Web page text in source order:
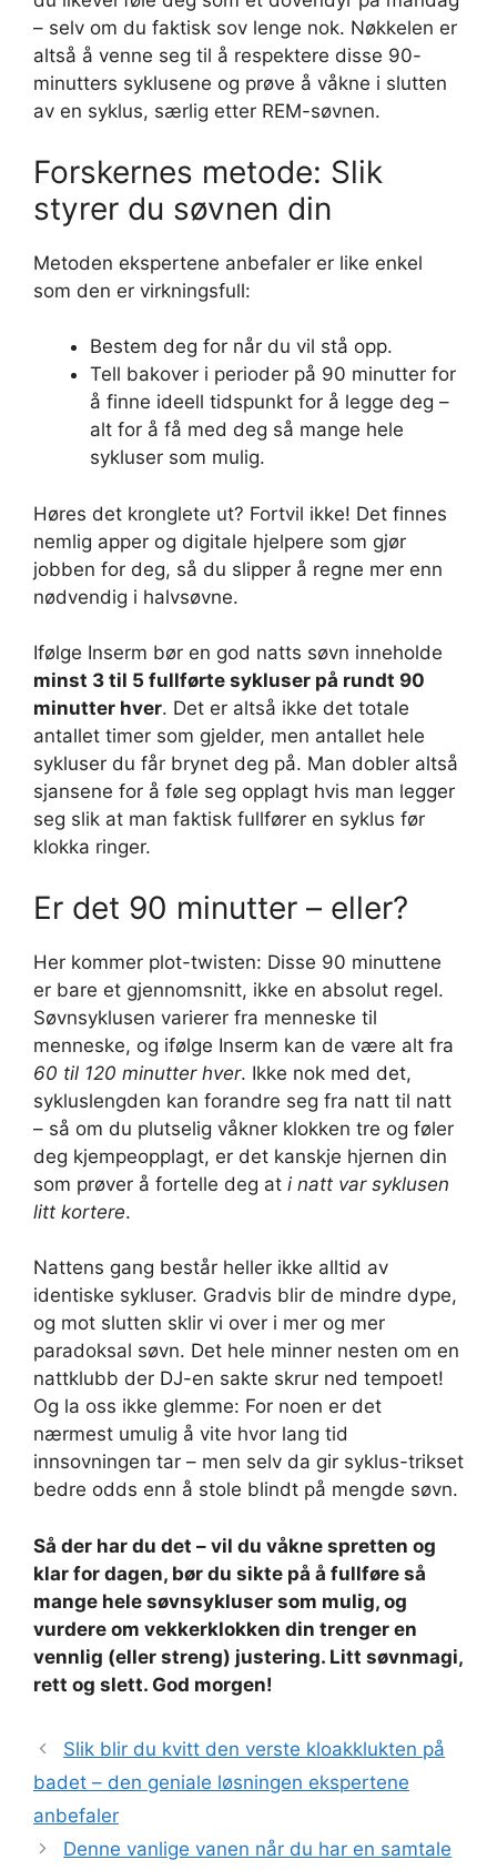
– selv om du faktisk sov lenge nok. Nøkkelen er
altså å venne seg til å respektere disse 90-
minutters syklusene og prøve å våkne i slutten
av en syklus, særlig etter REM-søvnen.
Forskernes metode: Slik
styrer du søvnen din
Metoden ekspertene anbefaler er like enkel
som den er virkningsfull:
Bestem deg for når du vil stå opp.
Tell bakover i perioder på 90 minutter for
å finne ideell tidspunkt for å legge deg –
alt for å få med deg så mange hele
sykluser som mulig.
Høres det kronglete ut? Fortvil ikke! Det finnes
nemlig apper og digitale hjelpere som gjør
jobben for deg, så du slipper å regne mer enn
nødvendig i halvsøvne.
Ifølge Inserm bør en god natts søvn inneholde
minst 3 til 5 fullførte sykluser på rundt 90
minutter hver. Det er altså ikke det totale
antallet timer som gjelder, men antallet hele
sykluser du får brynet deg på. Man dobler altså
sjansene for å føle seg opplagt hvis man legger
seg slik at man faktisk fullfører en syklus før
klokka ringer.
Er det 90 minutter – eller?
Her kommer plot-twisten: Disse 90 minuttene
er bare et gjennomsnitt, ikke en absolut regel.
Søvnsyklusen varierer fra menneske til
menneske, og ifølge Inserm kan de være alt fra
60 til 120 minutter hver. Ikke nok med det,
sykluslengden kan forandre seg fra natt til natt
– så om du plutselig våkner klokken tre og føler
deg kjempeopplagt, er det kanskje hjernen din
som prøver å fortelle deg at i natt var syklusen
litt kortere.
Nattens gang består heller ikke alltid av
identiske sykluser. Gradvis blir de mindre dype,
og mot slutten sklir vi over i mer og mer
paradoksal søvn. Det hele minner nesten om en
nattklubb der DJ-en sakte skrur ned tempoet!
Og la oss ikke glemme: For noen er det
nærmest umulig å vite hvor lang tid
innsovningen tar – men selv da gir syklus-trikset
bedre odds enn å stole blindt på mengde søvn.
Så der har du det – vil du våkne spretten og
klar for dagen, bør du sikte på å fullføre så
mange hele søvnsykluser som mulig, og
vurdere om vekkerklokken din trenger en
vennlig (eller streng) justering. Litt søvnmagi,
rett og slett. God morgen!
Slik blir du kvitt den verste kloakklukten på
badet – den geniale løsningen ekspertene
anbefaler
Denne vanlige vanen når du har en samtale